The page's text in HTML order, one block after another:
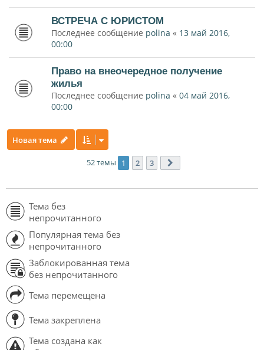
ВСТРЕЧА С ЮРИСТОМ
Последнее сообщение polina « 13 май 2016,
00:00
Право на внеочередное получение
жилья
Последнее сообщение polina « 04 май 2016,
00:00
Новая тема
52 темы 1 2 3
Тема без
непрочитанного
Популярная тема без
непрочитанного
Заблокированная тема
без непрочитанного
Тема перемещена
Тема закреплена
Тема создана как